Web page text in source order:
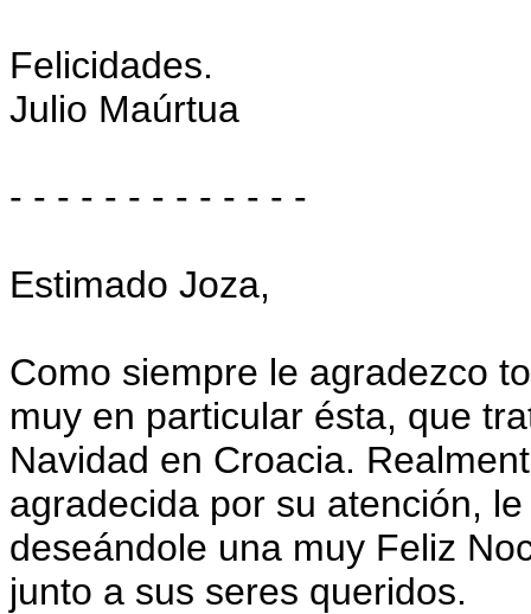
Felicidades.
Julio Maúrtua
- - - - - - - - - - - - -
Estimado Joza,
Como siempre le agradezco
muy en particular ésta, que
Navidad en Croacia.
agradecida por su atención,
deseándole una muy Feliz
junto a sus seres queridos.